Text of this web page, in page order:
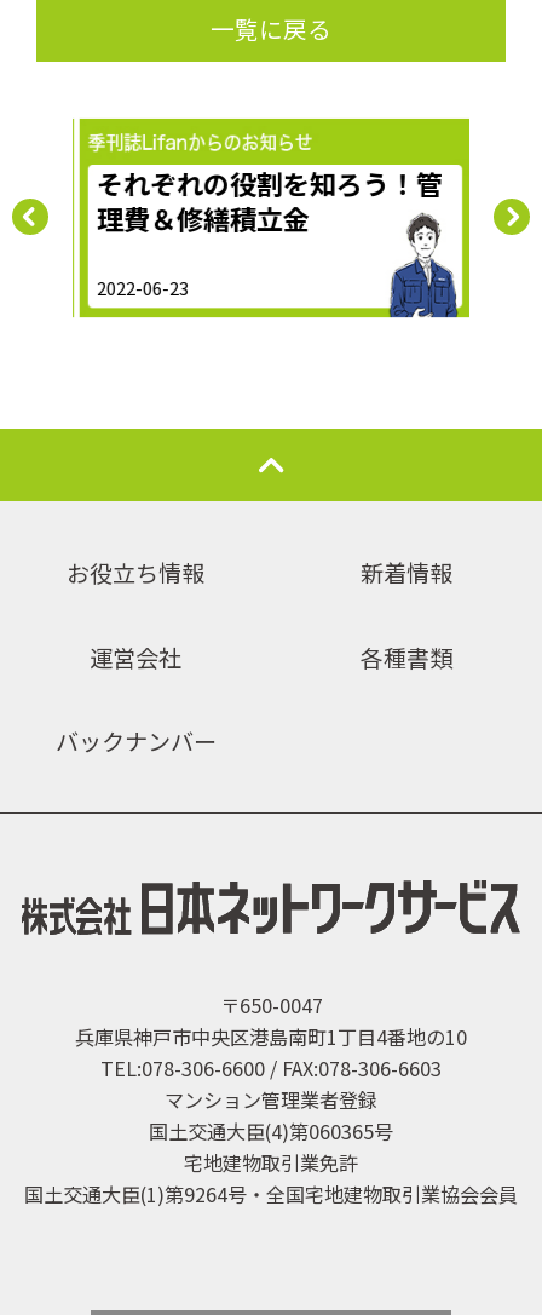
一覧に戻る
それぞれの役割を知ろう！管
理費＆修繕積立金
2022-06-23
お役立ち情報 新着情報
運営会社 各種書類
バックナンバー
〒650-0047
兵庫県神戸市中央区港島南町1丁目4番地の10
TEL:078-306-6600 / FAX:078-306-6603
マンション管理業者登録
国土交通大臣(4)第060365号
宅地建物取引業免許
国土交通大臣(1)第9264号・全国宅地建物取引業協会会員